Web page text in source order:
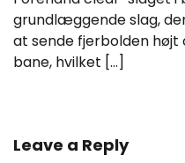
grundlæggende slag,
at sende fjerbolden højt
bane, hvilket […]
Leave a Reply